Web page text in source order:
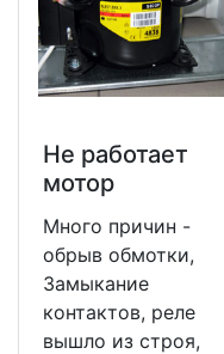
Не работает
мотор
Много причин -
обрыв обмотки,
Замыкание
контактов, реле
вышло из строя,